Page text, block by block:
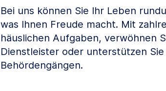
Bei uns können Sie Ihr Leben
was Ihnen Freude macht. Mit
häuslichen Aufgaben, verwöhnen
Dienstleister oder unterstützen
Behördengängen.